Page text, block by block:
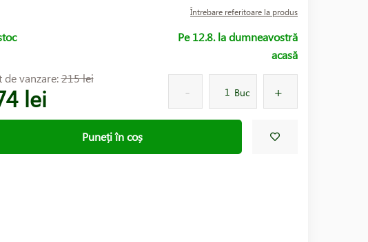
Întrebare referitoare la produs
Pe 12.8. la dumneavostră
acasă
de vanzare:215 lei
lei Buc
Puneți în coș